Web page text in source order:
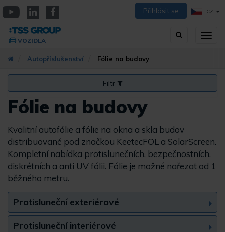
Přejít
k
hlavnímu
obsahu
Přihlásit se CZ
Vyhledávání
VOZIDLA
Autopříslušenství Fólie na budovy
Filtr
Fólie na budovy
Kvalitní autofólie a fólie na okna a skla budov
distribuované pod značkou KeetecFOL a SolarScreen.
Kompletní nabídka protislunečních, bezpečnostních,
diskrétních a anti UV fólii. Fólie je možné nařezat od 1
běžného metru.
Protisluneční exteriérové
Protisluneční interiérové